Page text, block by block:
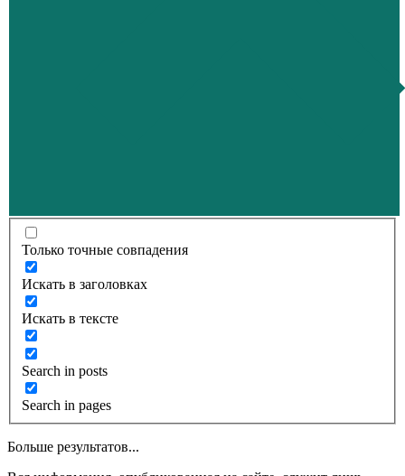
Только точные совпадения
Искать в заголовках
Искать в тексте
Search in posts
Search in pages
Больше результатов...